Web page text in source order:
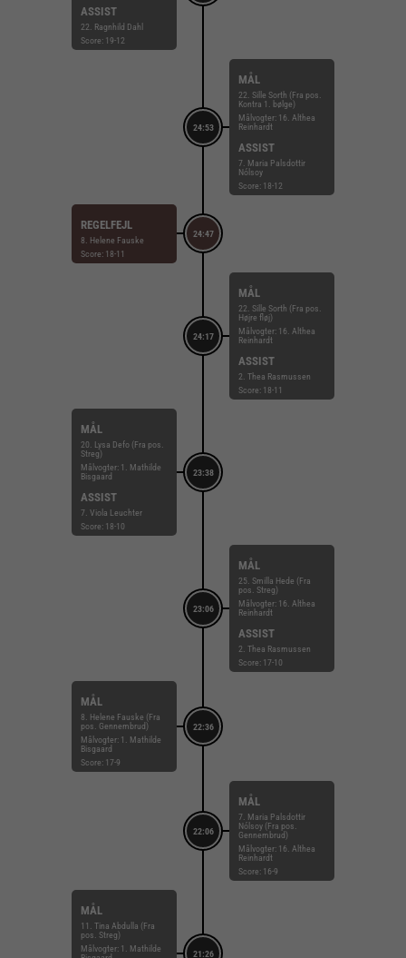
ASSIST
22. Ragnhild Dahl
Score: 19-12
24:53
MÅL
22. Sille Sorth (Fra pos.
Kontra 1. bølge)
Målvogter: 16. Althea
Reinhardt
ASSIST
7. Maria Palsdottir
Nólsoy
Score: 18-12
24:47
REGELFEJL
8. Helene Fauske
Score: 18-11
24:17
MÅL
22. Sille Sorth (Fra pos.
Højre fløj)
Målvogter: 16. Althea
Reinhardt
ASSIST
2. Thea Rasmussen
Score: 18-11
23:38
MÅL
20. Lysa Defo (Fra pos.
Streg)
Målvogter: 1. Mathilde
Bisgaard
ASSIST
7. Viola Leuchter
Score: 18-10
23:06
MÅL
25. Smilla Hede (Fra
pos. Streg)
Målvogter: 16. Althea
Reinhardt
ASSIST
2. Thea Rasmussen
Score: 17-10
22:36
MÅL
8. Helene Fauske (Fra
pos. Gennembrud)
Målvogter: 1. Mathilde
Bisgaard
Score: 17-9
22:06
MÅL
7. Maria Palsdottir
Nólsoy (Fra pos.
Gennembrud)
Målvogter: 16. Althea
Reinhardt
Score: 16-9
21:26
MÅL
11. Tina Abdulla (Fra
pos. Streg)
Målvogter: 1. Mathilde